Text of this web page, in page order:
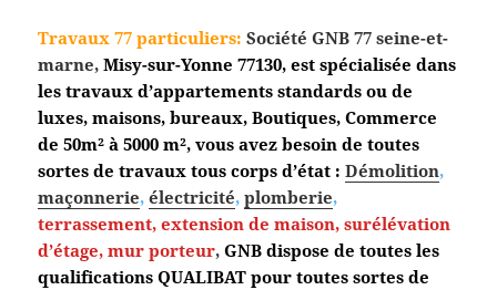
Travaux 77 particuliers: Société GNB 77 seine-et-
marne,Misy-sur-Yonne 77130, est spécialisée dans
les travaux d’appartements standards ou de
luxes, maisons, bureaux, Boutiques, Commerce
de 50m² à 5000 m², vous avez besoin de toutes
sortes de travaux tous corps d’état : Démolition,
maçonnerie,électricité,plomberie,
terrassement, extension de maison, surélévation
d’étage, mur porteur,GNB dispose de toutes les
qualifications QUALIBAT pour toutes sortes de